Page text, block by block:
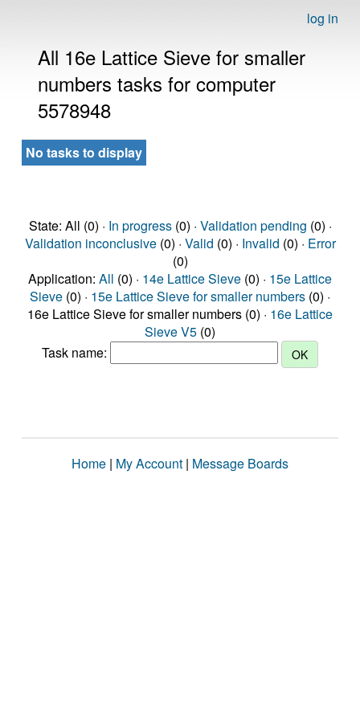
log in
All 16e Lattice Sieve for smaller
numbers tasks for computer
5578948
No tasks to display
State: All (0) · In progress(0) · Validation pending (0) ·
Validation inconclusive(0) · Valid (0) · Invalid (0) · Error
(0)
Application: All (0) · 14e Lattice Sieve (0) · 15e Lattice
Sieve (0) · 15e Lattice Sieve for smaller numbers (0) ·
16e Lattice Sieve for smaller numbers (0) · 16e Lattice
Sieve V5 (0)
Task name:
Home | My Account | Message Boards